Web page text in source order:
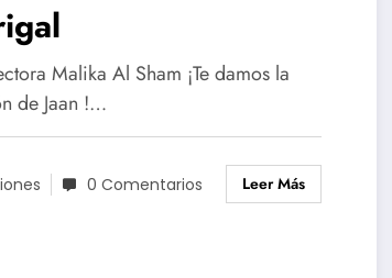
Malika Al Sham ¡Te damos la
de Jaan !…
0 Comentarios Leer Más